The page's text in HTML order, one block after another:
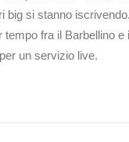
big si stanno iscrivendo.
fra il Barbellino
un servizio live.